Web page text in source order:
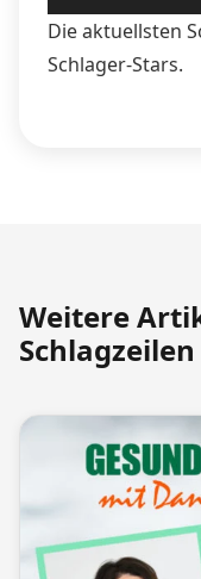
Player
Die aktuellsten
Schlager-Stars.
Weitere